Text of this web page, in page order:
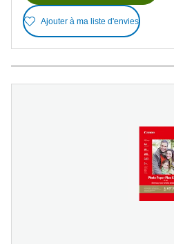
Ajouter à ma liste d'envies